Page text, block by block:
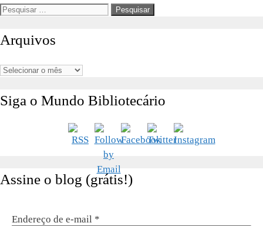
Pesquisar
Arquivos
Arquivos
Siga o Mundo Bibliotecário
Assine o blog (grátis!)
Endereço de e-mail *